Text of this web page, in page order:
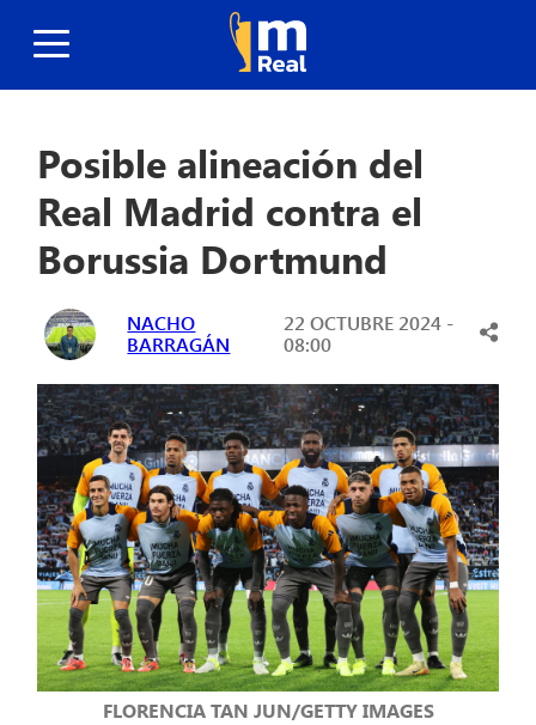
Posible alineación del
Real Madrid contra el
Borussia Dortmund
NACHO
BARRAGÁN
22 OCTUBRE 2024 -
08:00
FLORENCIA TAN JUN/GETTY IMAGES